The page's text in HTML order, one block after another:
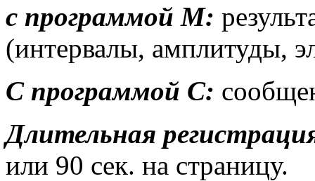
с программой М:
(интервалы, амплитуды,
С программой С:
Длительная
или 90 сек. на страницу.